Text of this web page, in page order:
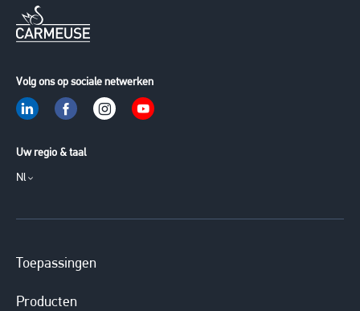
Volg ons op sociale netwerken
Uw regio & taal
Nl
Toepassingen
Producten